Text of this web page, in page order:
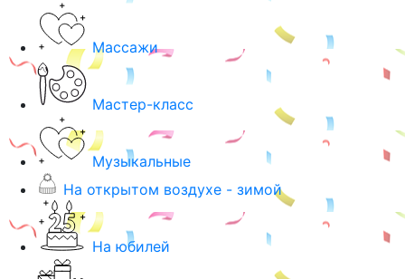
Массажи
Мастер-класс
Музыкальные
На открытом воздухе - зимой
На юбилей